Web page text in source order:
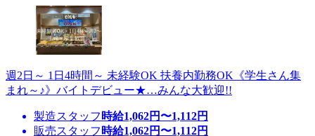
週2日～ 1日4時間～ 未経験OK 扶養内勤務OK《学生さん集
まれ～♪》バイトデビュー★…みんな大歓迎!!
製造スタッフ 時給1,062円〜1,112円
販売スタッフ 時給1,062円〜1,112円